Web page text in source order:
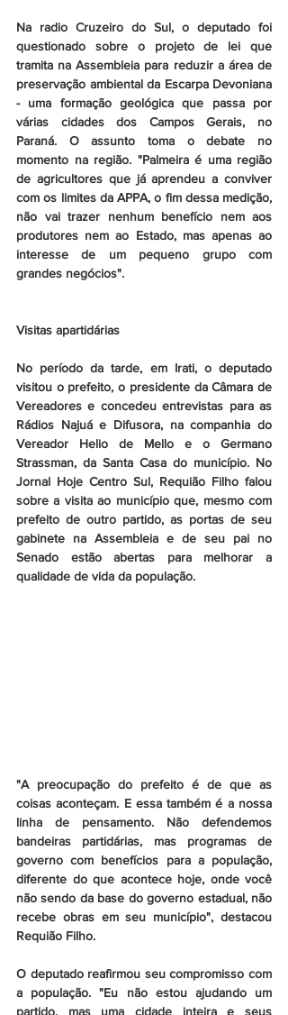
Na radio Cruzeiro do Sul, o deputado foi
questionado sobre o projeto de lei que
tramita na Assembleia para reduzir a área de
preservação ambiental da Escarpa Devoniana
- uma formação geológica que passa por
várias cidades dos Campos Gerais, no
Paraná. O assunto toma o debate no
momento na região. "Palmeira é uma região
de agricultores que já aprendeu a conviver
com os limites da APPA, o fim dessa medição,
não vai trazer nenhum benefício nem aos
produtores nem ao Estado, mas apenas ao
interesse de um pequeno grupo com
grandes negócios".
Visitas apartidárias
No período da tarde, em Irati, o deputado
visitou o prefeito, o presidente da Câmara de
Vereadores e concedeu entrevistas para as
Rádios Najuá e Difusora, na companhia do
Vereador Helio de Mello e o Germano
Strassman, da Santa Casa do município. No
Jornal Hoje Centro Sul, Requião Filho falou
sobre a visita ao município que, mesmo com
prefeito de outro partido, as portas de seu
gabinete na Assembleia e de seu pai no
Senado estão abertas para melhorar a
qualidade de vida da população.
"A preocupação do prefeito é de que as
coisas aconteçam. E essa também é a nossa
linha de pensamento. Não defendemos
bandeiras partidárias, mas programas de
governo com benefícios para a população,
diferente do que acontece hoje, onde você
não sendo da base do governo estadual, não
recebe obras em seu município", destacou
Requião Filho.
O deputado reafirmou seu compromisso com
a população. "Eu não estou ajudando um
partido, mas uma cidade inteira e seus